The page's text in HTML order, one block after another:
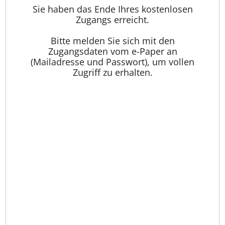
Sie haben das Ende Ihres kostenlosen
Zugangs erreicht.
Bitte melden Sie sich mit den
Zugangsdaten vom e-Paper an
(Mailadresse und Passwort), um vollen
Zugriff zu erhalten.